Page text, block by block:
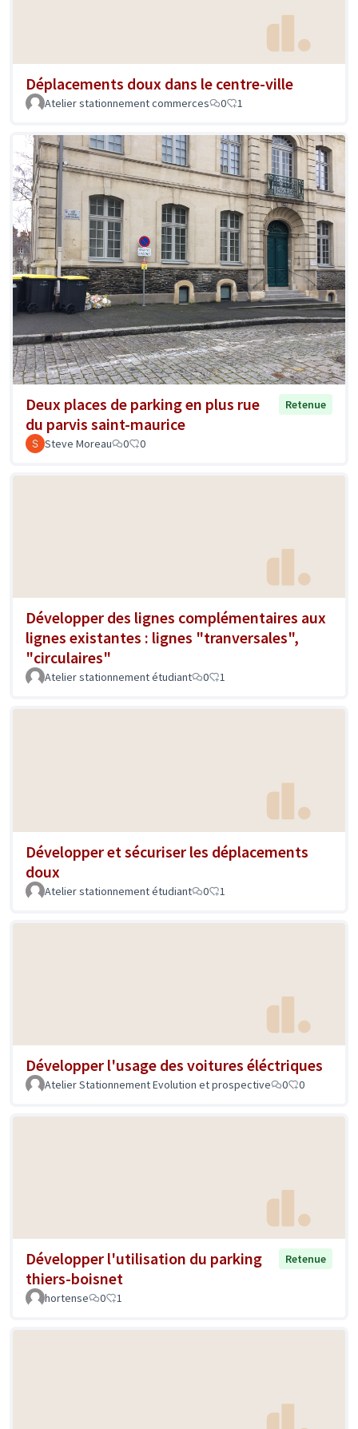
Déplacements doux dans le centre-ville
Atelier stationnement commerces 0 1
Deux places de parking en plus rue
du parvis saint-maurice
Retenue
Steve Moreau 0 0
Développer des lignes complémentaires aux
lignes existantes : lignes "tranversales",
"circulaires"
Atelier stationnement étudiant 0 1
Développer et sécuriser les déplacements
doux
Atelier stationnement étudiant 0 1
Développer l'usage des voitures éléctriques
Atelier Stationnement Evolution et prospective 0 0
Développer l'utilisation du parking
thiers-boisnet
Retenue
hortense 0 1